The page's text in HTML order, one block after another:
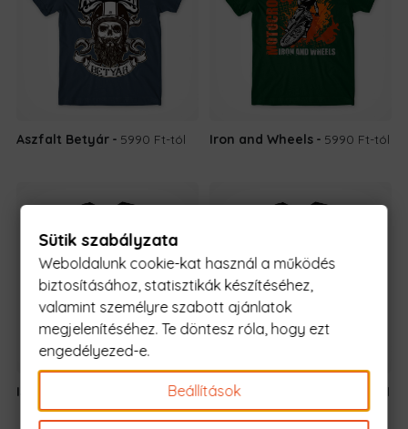
Aszfalt Betyár 5990 Ft-tól Iron and Wheels 5990 Ft-tól
Is My Bike Ok? -tól Motoros anyuka -tól
Sütik szabályzata
Weboldalunk cookie-kat használ a működés
biztosításához, statisztikák készítéséhez,
valamint személyre szabott ajánlatok
megjelenítéséhez. Te döntesz róla, hogy ezt
engedélyezed-e.
Beállítások